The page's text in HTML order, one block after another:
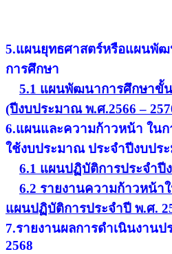
5.แผนยุทธศาสตร์หรือแผนพั
การศึกษา
5.1 แผนพัฒนาการศึกษาขั้
(ปีงบประมาณ พ.ศ.2566 –
6.แผนและความก้าวหน้า ในก
ใช้งบประมาณ ประจำปีงบปร
6.1 แผนปฏิบัติการประจำปี
6.2 รายงานความก้าวหน้า
แผนปฏิบัติการประจำปี พ.ศ.
7.รายงานผลการดำเนินงาน
2568